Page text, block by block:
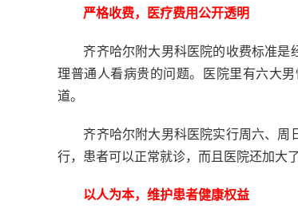
严格收费，医疗费用公开透明
齐齐哈尔附大男科医院的收费标准是
理普通人看病贵的问题。医院里有六大
道。
齐齐哈尔附大男科医院实行周六、周
行，患者可以正常就诊，而且医院还加大
以人为本，维护患者健康权益